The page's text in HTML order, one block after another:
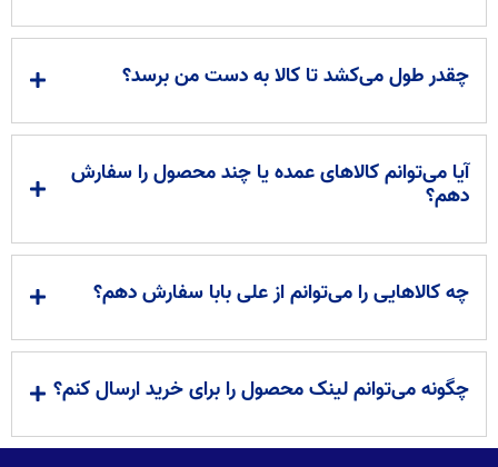
چقدر طول می‌کشد تا کالا به دست من برسد؟
آیا می‌توانم کالاهای عمده یا چند محصول را سفارش
دهم؟
چه کالاهایی را می‌توانم از علی بابا سفارش دهم؟
چگونه می‌توانم لینک محصول را برای خرید ارسال کنم؟